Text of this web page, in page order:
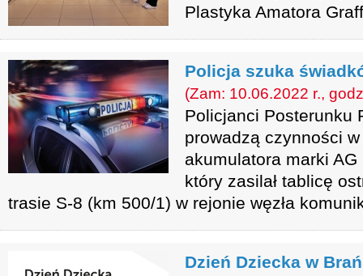
Plastyka Amatora
Policja szuka
(Zam: 10.06.2022 r.,
Policjanci Posterunku
prowadzą czynności
akumulatora marki
który zasilał tablicę
trasie S-8 (km 500/1) w rejonie węzła
Dzień Dziecka w